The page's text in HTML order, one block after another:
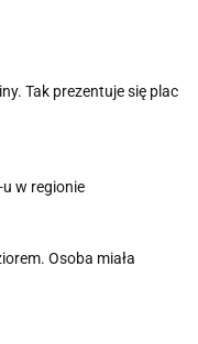
Tak prezentuje się plac
w regionie
Osoba miała